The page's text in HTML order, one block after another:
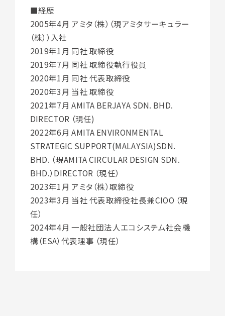
■経歴
2005年4月 アミタ（株）（現アミタサーキュラー
（株））入社
2019年1月 同社 取締役
2019年7月 同社 取締役執行役員
2020年1月 同社 代表取締役
2020年3月 当社 取締役
2021年7月 AMITA BERJAYA SDN. BHD.
DIRECTOR （現任)
2022年6月 AMITA ENVIRONMENTAL
STRATEGIC SUPPORT(MALAYSIA)SDN.
BHD. （現AMITA CIRCULAR DESIGN SDN.
BHD.）DIRECTOR （現任）
2023年1月 アミタ（株）取締役
2023年3月 当社 代表取締役社長兼CIOO （現
任）
2024年4月 一般社団法人エコシステム社会機
構（ESA）代表理事 （現任）